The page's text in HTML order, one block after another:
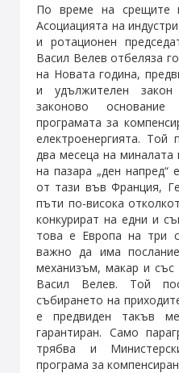
По време на срещите
Асоциацията на
и ротационен
Васил Велев отбеляза
на Новата година,
и удължителен
законово
програмата за
електроенергията. Той
два месеца на миналата
на пазара „ден напред“
от тази във Франция,
пъти по-висока
конкурират на едни и
това е Европа на три
важно да има
механизъм, макар и
Васил Велев. Той
събирането на
е предвиден такъв
гарантиран. Само
трябва и
програма за